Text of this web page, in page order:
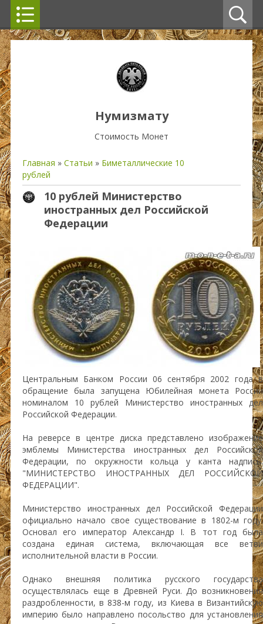
Нумизмату
Стоимость Монет
Главная » Статьи » Биметаллические 10
рублей
10 рублей Министерство
иностранных дел Российской
Федерации
Центральным Банком России 06 сентября 2002 года в
обращение была запущена Юбилейная монета России
номиналом 10 рублей Министерство иностранных дел
Российской Федерации.
На реверсе в центре диска представлено изображение
эмблемы Министерства иностранных дел Российской
Федерации, по окружности кольца у канта надпись:
"МИНИСТЕРСТВО ИНОСТРАННЫХ ДЕЛ РОССИЙСКОЙ
ФЕДЕРАЦИИ".
Министерство иностранных дел Российской Федерации
официально начало свое существование в 1802-м году.
Основал его император Александр I. В тот год была
создана единая система, включающая все ветви
исполнительной власти в России.
Однако внешняя политика русского государства
осуществлялась еще в Древней Руси. До возникновения
раздробленности, в 838-м году, из Киева в Византийскую
империю было направлено посольство для установления